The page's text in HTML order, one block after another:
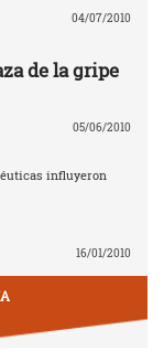
04/07/2010
de la gripe
05/06/2010
influyeron
16/01/2010